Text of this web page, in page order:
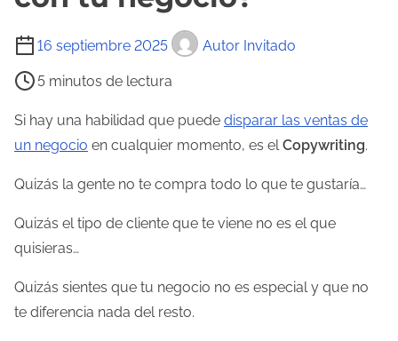
16 septiembre 2025 Autor Invitado
T
e
m
p
d
e
c
t
5 minutos de lectura
Si hay una habilidad que puede disparar las ventas de
un negocio en cualquier momento, es el Copywriting.
Quizás la gente no te compra todo lo que te gustaría…
Quizás el tipo de cliente que te viene no es el que
quisieras…
Quizás sientes que tu negocio no es especial y que no
te diferencia nada del resto.